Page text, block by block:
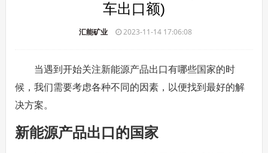
车出口额)
汇能矿业 2023-11-14 17:06:08
当遇到开始关注新能源产品出口有哪些国家的时
候，我们需要考虑各种不同的因素，以便找到最好的解
决方案。
新能源产品出口的国家